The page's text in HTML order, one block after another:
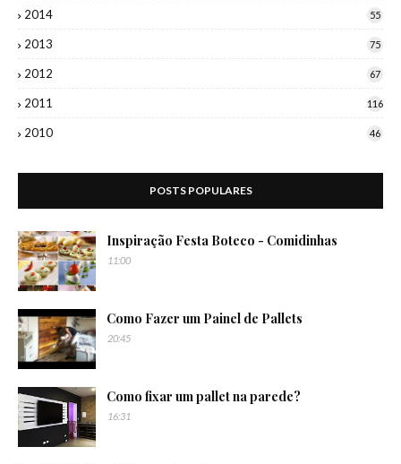
2014 55
2013 75
2012 67
2011 116
2010 46
POSTS POPULARES
Inspiração Festa Boteco - Comidinhas
11:00
Como Fazer um Painel de Pallets
20:45
Como fixar um pallet na parede?
16:31